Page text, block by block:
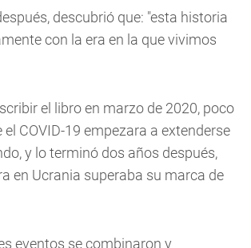
descubrió que: "esta historia
con la era en la que vivimos
el libro en marzo de 2020, poco
el COVID-19 empezara a extenderse
y lo terminó dos años después,
en Ucrania superaba su marca de
eventos se combinaron y